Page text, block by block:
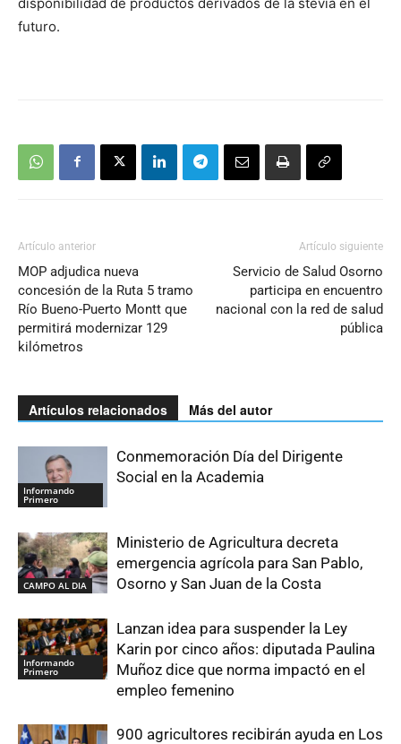
futuro.
Artículo anterior
MOP adjudica nueva
concesión de la Ruta 5 tramo
Río Bueno-Puerto Montt que
permitirá modernizar 129
kilómetros
Artículo siguiente
Servicio de Salud Osorno
participa en encuentro
nacional con la red de salud
pública
Artículos relacionados Más del autor
Informando
Primero
Conmemoración Día del Dirigente
Social en la Academia
CAMPO AL DIA
Ministerio de Agricultura decreta
emergencia agrícola para San Pablo,
Osorno y San Juan de la Costa
Informando
Primero
Lanzan idea para suspender la Ley
Karin por cinco años: diputada Paulina
Muñoz dice que norma impactó en el
empleo femenino
900 agricultores recibirán ayuda en Los